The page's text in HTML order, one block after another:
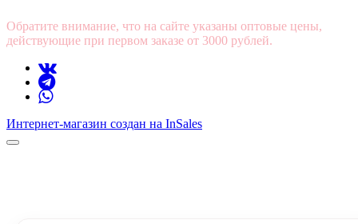
Обратите внимание, что на сайте указаны оптовые цены,
действующие при первом заказе от 3000 рублей.
Интернет-магазин создан на InSales